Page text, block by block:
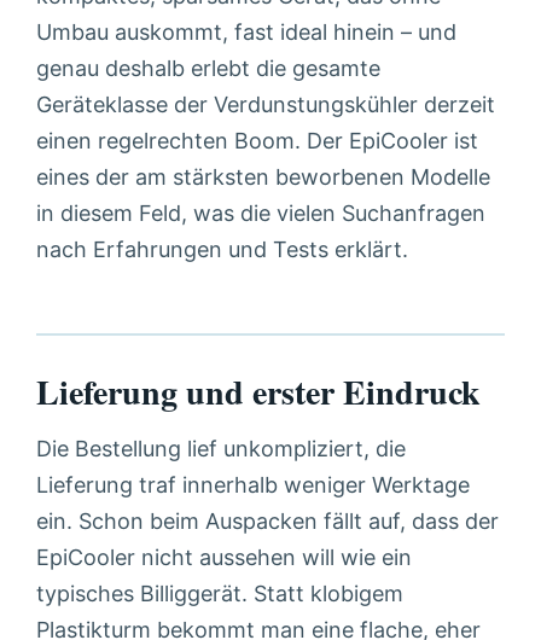
Umbau auskommt, fast ideal hinein – und
genau deshalb erlebt die gesamte
Geräteklasse der Verdunstungskühler derzeit
einen regelrechten Boom. Der EpiCooler ist
eines der am stärksten beworbenen Modelle
in diesem Feld, was die vielen Suchanfragen
nach Erfahrungen und Tests erklärt.
Lieferung und erster Eindruck
Die Bestellung lief unkompliziert, die
Lieferung traf innerhalb weniger Werktage
ein. Schon beim Auspacken fällt auf, dass der
EpiCooler nicht aussehen will wie ein
typisches Billiggerät. Statt klobigem
Plastikturm bekommt man eine flache, eher